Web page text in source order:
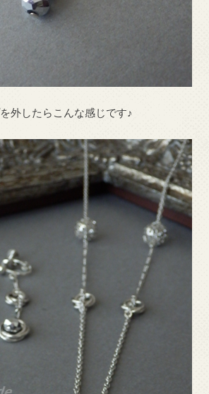
外したらこんな感じです♪